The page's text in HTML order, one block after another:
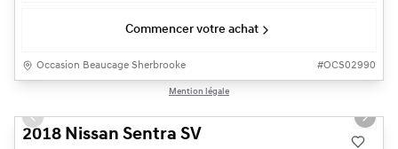
Commencer votre achat
Occasion Beaucage Sherbrooke #OCS02990
Mention légale
Previous slide Next
2018 Nissan Sentra SV